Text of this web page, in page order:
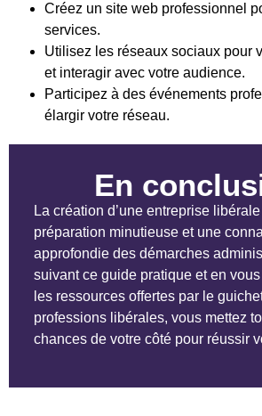
Créez un site web professionnel
services.
Utilisez les réseaux sociaux pour
et interagir avec votre audience.
Participez à des événements
élargir votre réseau.
En
La création d’une entreprise
préparation minutieuse et une
approfondie des démarches
suivant ce guide pratique et en
les ressources offertes par le
professions libérales, vous mettez
chances de votre côté pour réussir